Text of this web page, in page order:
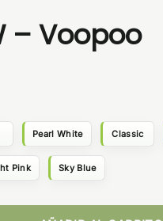
– Voopoo
Pearl White Classic
Pink Sky Blue